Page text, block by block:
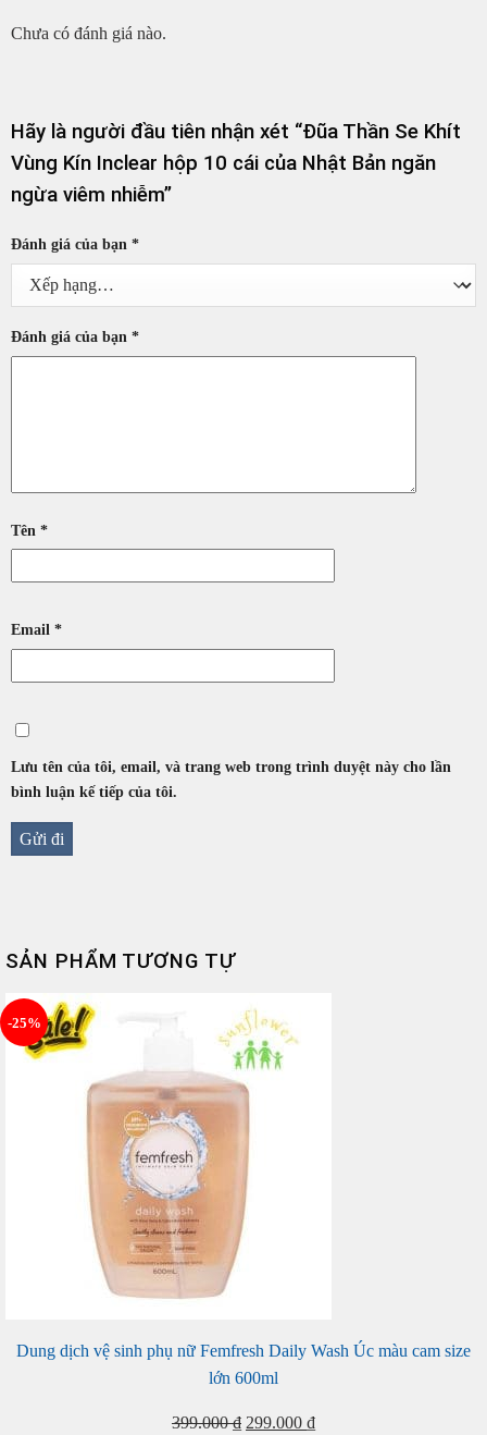
Chưa có đánh giá nào.
Hãy là người đầu tiên nhận xét “Đũa Thần Se Khít
Vùng Kín Inclear hộp 10 cái của Nhật Bản ngăn
ngừa viêm nhiễm”
Đánh giá của bạn *
Đánh giá của bạn *
Tên *
Email *
Lưu tên của tôi, email, và trang web trong trình duyệt này cho lần
bình luận kế tiếp của tôi.
SẢN PHẨM TƯƠNG TỰ
-25%
Dung dịch vệ sinh phụ nữ Femfresh Daily Wash Úc màu cam size
lớn 600ml
399.000₫ Giá
299.000 ₫Giá